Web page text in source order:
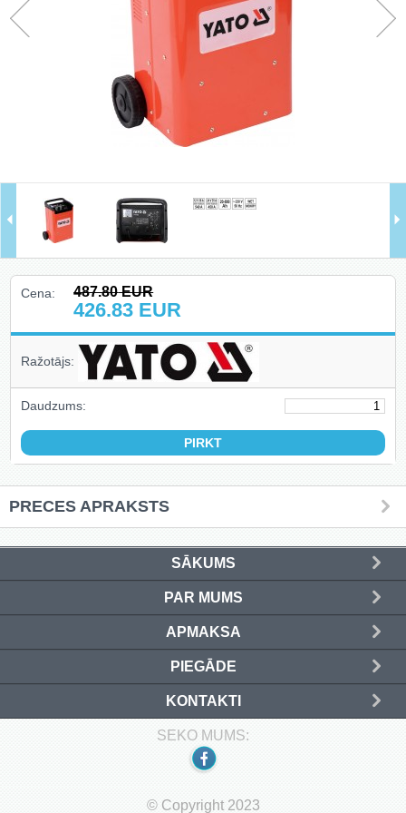
Cena: 487.80EUR
426.83 EUR
Ražotājs:
Daudzums:
PRECES APRAKSTS
SĀKUMS
PAR MUMS
APMAKSA
PIEGĀDE
KONTAKTI
SEKO MUMS:
© Copyright 2023
Hidrauliskie instrumenti, domkrati,
preses, pacēlāji, turētāji (78)
Riepu montāža un balansēšana
Skapji uz riteņiem, krēsli, gultas,
stropes, ratiņi (40)
Ielogoties
Reģistrēties